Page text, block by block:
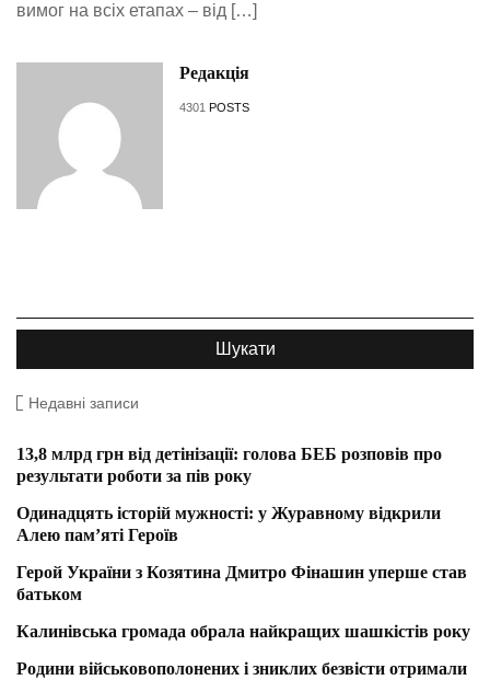
вимог на всіх етапах – від […]
Редакція
4301 POSTS
Недавні записи
13,8 млрд грн від детінізації: голова БЕБ розповів про
результати роботи за пів року
Одинадцять історій мужності: у Журавному відкрили
Алею пам’яті Героїв
Герой України з Козятина Дмитро Фінашин уперше став
батьком
Калинівська громада обрала найкращих шашкістів року
Родини військовополонених і зниклих безвісти отримали